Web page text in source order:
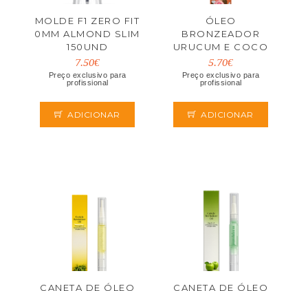
MOLDE F1 ZERO FIT
0MM ALMOND SLIM
150UND
7.50€
Preço exclusivo para
profissional
ADICIONAR
ÓLEO
BRONZEADOR
URUCUM E COCO
200ML BODY
SECRETS
5.70€
Preço exclusivo para
profissional
ADICIONAR
CANETA DE ÓLEO CANETA DE ÓLEO